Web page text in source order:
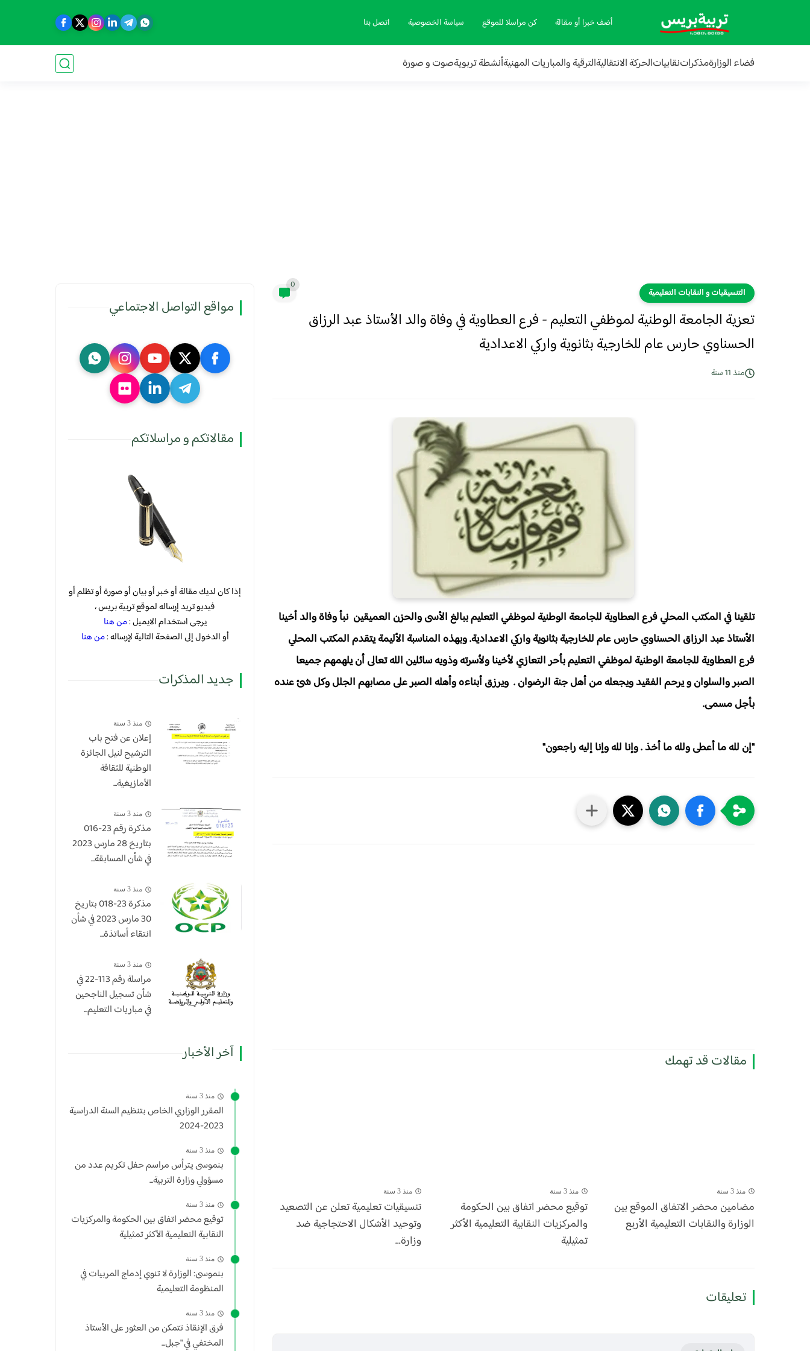
أضف خبرا أو مقالة كن مراسلا للموقع سياسة الخصوصية اتصل بنا
فضاء الوزارةمذكراتنقابياتالحركة الانتقاليةالترقية والمباريات المهنيةأنشطة تربويةصوت و صورة
التنسيقيات و النقابات التعليمية
0
تعزية الجامعة الوطنية لموظفي التعليم - فرع العطاوية في وفاة والد الأستاذ عبد الرزاق
الحسناوي حارس عام للخارجية بثانوية واركي الاعدادية
منذ 11 سنة
تلقينا في المكتب المحلي فرع العطاوية للجامعة الوطنية لموظفي التعليم ببالغ الأسى والحزن العميقين نبأ وفاة والد أخينا
الأستاذ عبد الرزاق الحسناوي حارس عام للخارجية بثانوية واركي الاعدادية. وبهذه المناسبة الأليمة يتقدم المكتب المحلي
فرع العطاوية للجامعة الوطنية لموظفي التعليم بأحر التعازي لأخينا ولأسرته وذويه سائلين الله تعالى أن يلهمهم جميعا
الصبر والسلوان و يرحم الفقيد ويجعله من أهل جنة الرضوان . ويرزق أبناءه وأهله الصبر على مصابهم الجلل وكل شئ عنده
بأجل مسمى.
"إن لله ما أعطى ولله ما أخذ . وإنا لله وإنا إليه راجعون"
مقالات قد تهمك
منذ 3 سنة
مضامين محضر الاتفاق الموقع بين
الوزارة والنقابات التعليمية الأربع
منذ 3 سنة
توقيع محضر اتفاق بين الحكومة
والمركزيات النقابية التعليمية الأكثر
تمثيلية
منذ 3 سنة
تنسيقيات تعليمية تعلن عن التصعيد
وتوحيد الأشكال الاحتجاجية ضد
وزارة...
تعليقات
مواقع التواصل الاجتماعي
مقالاتكم و مراسلاتكم
إذا كان لديك مقالة أو خبر أو بيان أو صورة أو تظلم أو
فيديو تريد إرساله لموقع تربية بريس ،
يرجى استخدام الايميل :من هنا
أو الدخول إلى الصفحة التالية لإرساله :من هنا
جديد المذكرات
منذ 3 سنة
إعلان عن فتح باب
الترشيح لنيل الجائزة
الوطنية للثقافة
الأمازيغية...
منذ 3 سنة
مذكرة رقم 23-016
بتاريخ 28 مارس 2023
في شأن المسابقة...
منذ 3 سنة
​مذكرة 23-018 بتاريخ
30 مارس 2023 في شأن
انتقاء أساتذة...
منذ 3 سنة
مراسلة رقم 113-22 في
شأن تسجيل الناجحين
في مباريات التعليم...
آخر الأخبار
منذ 3 سنة
المقرر الوزاري الخاص بتنظيم السنة الدراسية
2023-2024
منذ 3 سنة
بنموسى يترأس مراسم حفل تكريم عدد من
مسؤولي وزارة التربية...
منذ 3 سنة
توقيع محضر اتفاق بين الحكومة والمركزيات
النقابية التعليمية الأكثر تمثيلية
منذ 3 سنة
بنموسى: الوزارة لا تنوي إدماج المربيات في
المنظومة التعليمية
منذ 3 سنة
فرق الإنقاذ تتمكن من العثور على الأستاذ
المختفي في "جبل...